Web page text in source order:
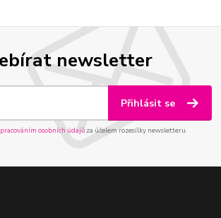
newsletter
Přihlásit se
osobních údajůza účelem rozesílky newsletteru.